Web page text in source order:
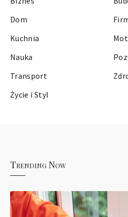
Dom
Kuchnia
Nauka
Transport
Życie i Styl
Trending Now